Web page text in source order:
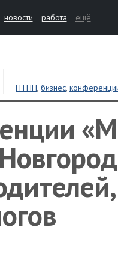
новости работа ещё
НТПП,бизнес,